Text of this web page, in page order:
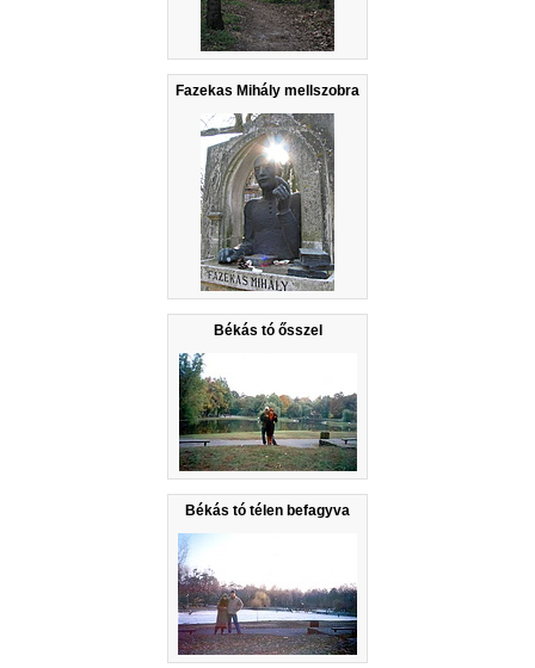
Fazekas Mihály mellszobra
Békás tó ősszel
Békás tó télen befagyva